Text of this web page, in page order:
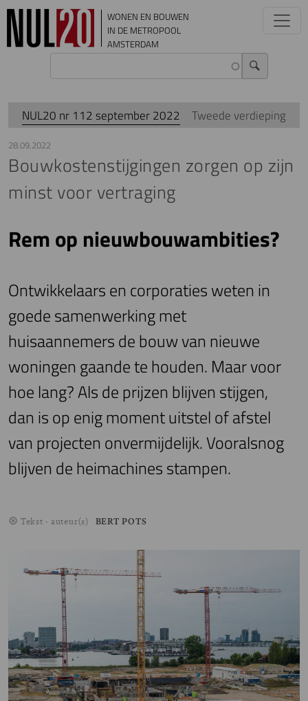
Overslaan en naar de inhoud gaan
WONEN EN BOUWEN
IN DE METROPOOL
AMSTERDAM
NUL20 nr 112 september 2022 Tweede verdieping
28.09.2022
Bouwkostenstijgingen zorgen op zijn
minst voor vertraging
Rem op nieuwbouwambities?
Ontwikkelaars en corporaties weten in
goede samenwerking met
huisaannemers de bouw van nieuwe
woningen gaande te houden. Maar voor
hoe lang? Als de prijzen blijven stijgen,
dan is op enig moment uitstel of afstel
van projecten onvermijdelijk. Vooralsnog
blijven de heimachines stampen.
Tekst - auteur(s) BERT POTS